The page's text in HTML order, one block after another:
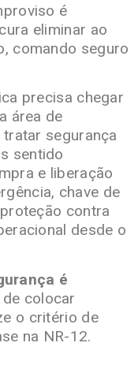
é
eliminar ao
comando seguro
precisa chegar
área de
segurança
sentido
e liberação
chave de
contra
desde o
é
colocar
o critério de
na NR-12.